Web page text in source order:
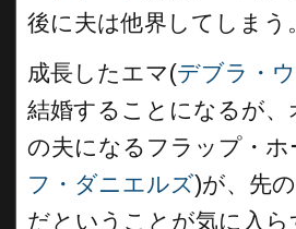
後に夫は他界してしまう。
成長したエマ(デブラ・
結婚することになるが、
の夫になるフラップ・ホ
フ・ダニエルズ)が、先
だということが気に入ら